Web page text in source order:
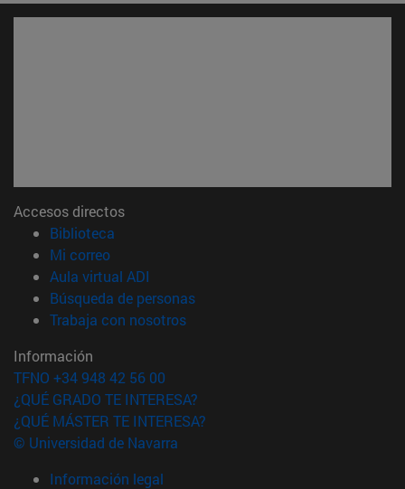
Accesos directos
Biblioteca
Mi correo(abre en nueva ventana)
Aula virtual ADI
Búsqueda de personas(abre en nueva ventana)
Trabaja con nosotros(abre en nueva ventana)
Información
TFNO +34 948 42 56 00
¿QUÉ GRADO TE INTERESA?
¿QUÉ MÁSTER TE INTERESA?
© Universidad de Navarra
Información legal